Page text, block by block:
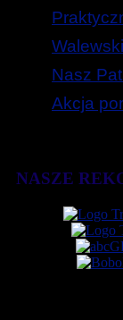
Nasz
Akcja
NASZE